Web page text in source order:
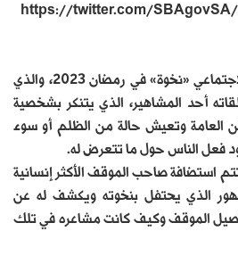
https://twitter.com/
أعلنت الهيئة عن البرنامج الاجتماعي «نخوة» في رمضان 2023، والذي
أحد المشاهير، الذي يتنكر بشخصية
العامة وتعيش حالة من الظلم أو سوء
فعل الناس حول ما تتعرض له.
استضافة صاحب الموقف الأكثر إنسانية
الذي يحتفل بنخوته ويكشف له عن
الموقف وكيف كانت مشاعره في تلك